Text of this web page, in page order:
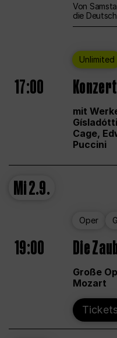
Von
die
Unlimited
17:00
mit
Cage,
Puccini
Mi2.9.
Oper
19:00 Die
Große
Mozart